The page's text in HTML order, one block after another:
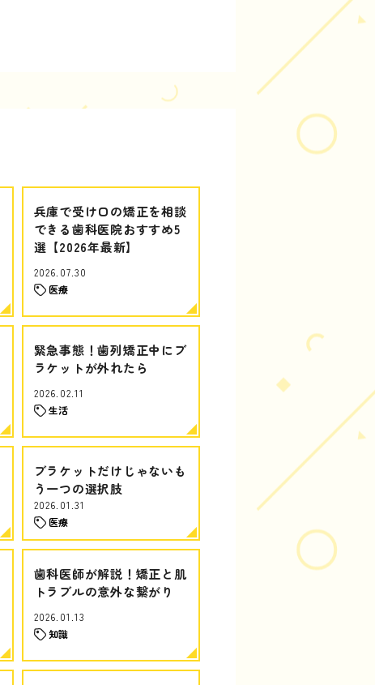
兵庫で受け口の矯正を相談
できる歯科医院おすすめ5
選【2026年最新】
2026.07.30
医療
緊急事態！歯列矯正中にブ
ラケットが外れたら
2026.02.11
生活
ブラケットだけじゃないも
う一つの選択肢
2026.01.31
医療
歯科医師が解説！矯正と肌
トラブルの意外な繋がり
2026.01.13
知識